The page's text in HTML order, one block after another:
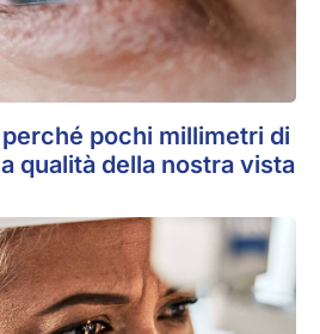
pochi millimetri di
qualità della nostra vista